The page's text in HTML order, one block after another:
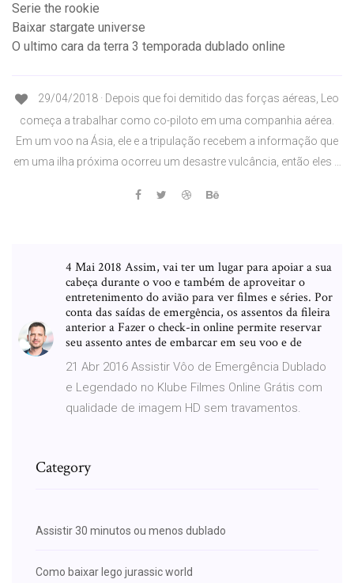
Serie the rookie
Baixar stargate universe
O ultimo cara da terra 3 temporada dublado online
29/04/2018 · Depois que foi demitido das forças aéreas, Leo
começa a trabalhar como co-piloto em uma companhia aérea.
Em um voo na Ásia, ele e a tripulação recebem a informação que
em uma ilha próxima ocorreu um desastre vulcância, então eles …
4 Mai 2018 Assim, vai ter um lugar para apoiar a sua
cabeça durante o voo e também de aproveitar o
entretenimento do avião para ver filmes e séries. Por
conta das saídas de emergência, os assentos da fileira
anterior a Fazer o check-in online permite reservar
seu assento antes de embarcar em seu voo e de
21 Abr 2016 Assistir Vôo de Emergência Dublado
e Legendado no Klube Filmes Online Grátis com
qualidade de imagem HD sem travamentos.
Category
Assistir 30 minutos ou menos dublado
Como baixar lego jurassic world